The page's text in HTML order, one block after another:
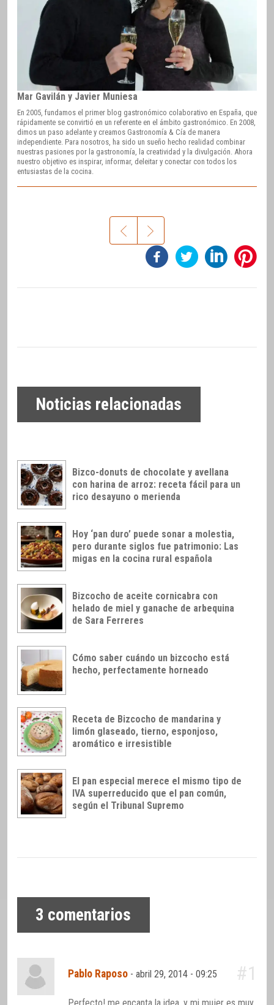
Mar Gavilán y Javier Muniesa
En 2005, fundamos el primer blog gastronómico colaborativo en España, que
rápidamente se convirtió en un referente en el ámbito gastronómico. En 2008,
dimos un paso adelante y creamos Gastronomía & Cía de manera
independiente. Para nosotros, ha sido un sueño hecho realidad combinar
nuestras pasiones por la gastronomía, la creatividad y la divulgación. Ahora
nuestro objetivo es inspirar, informar, deleitar y conectar con todos los
entusiastas de la cocina.
Noticias relacionadas
Bizco-donuts de chocolate y avellana
con harina de arroz: receta fácil para un
rico desayuno o merienda
Hoy ‘pan duro’ puede sonar a molestia,
pero durante siglos fue patrimonio: Las
migas en la cocina rural española
Bizcocho de aceite cornicabra con
helado de miel y ganache de arbequina
de Sara Ferreres
Cómo saber cuándo un bizcocho está
hecho, perfectamente horneado
Receta de Bizcocho de mandarina y
limón glaseado, tierno, esponjoso,
aromático e irresistible
El pan especial merece el mismo tipo de
IVA superreducido que el pan común,
según el Tribunal Supremo
3 comentarios
Pablo Raposo -abril 29, 2014 - 09:25 #1